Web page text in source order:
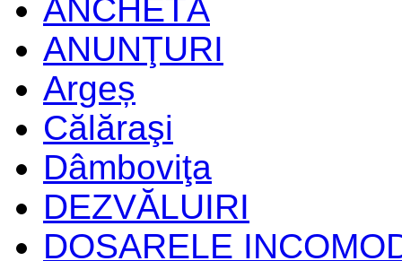
ANCHETĂ
ANUNŢURI
Argeș
Călăraşi
Dâmboviţa
DEZVĂLUIRI
DOSARELE